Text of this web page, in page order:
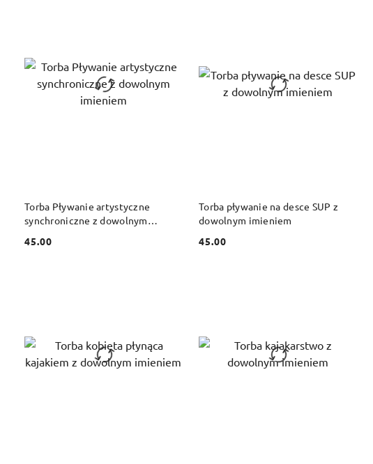
Torba Pływanie artystyczne
synchroniczne z dowolnym
Cena:
45.00
Torba pływanie na desce SUP z
dowolnym imieniem
Cena:
45.00